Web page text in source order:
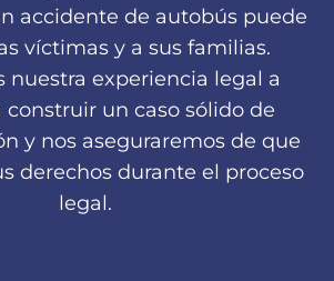
accidente de autobús puede
víctimas y a sus familias.
nuestra experiencia legal a
construir un caso sólido de
y nos aseguraremos de que
derechos durante el proceso
legal.